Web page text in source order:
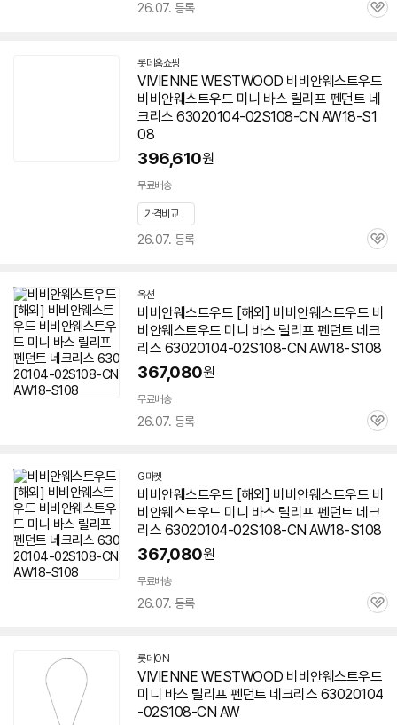
26.07. 등록
관
롯데홈쇼핑
VIVIENNE WESTWOOD 비비안웨스트우드
비비안웨스트우드 미니 바스 릴리프 펜던트 네
크리스 63020104-02S108-CN AW18-S1
08
396,610원
무료배송
가격비교
26.07. 등록
관
옥션
비비안웨스트우드 [해외] 비비안웨스트우드 비
비안웨스트우드 미니 바스 릴리프 펜던트 네크
리스 63020104-02S108-CN AW18-S108
367,080원
무료배송
26.07. 등록
관
G마켓
비비안웨스트우드 [해외] 비비안웨스트우드 비
비안웨스트우드 미니 바스 릴리프 펜던트 네크
리스 63020104-02S108-CN AW18-S108
367,080원
무료배송
26.07. 등록
관
롯데ON
VIVIENNE WESTWOOD 비비안웨스트우드
미니 바스 릴리프 펜던트 네크리스 63020104
-02S108-CN AW